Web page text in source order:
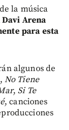
la música
Arena
para esta
algunos de
, No Tiene
, Si Te
, canciones